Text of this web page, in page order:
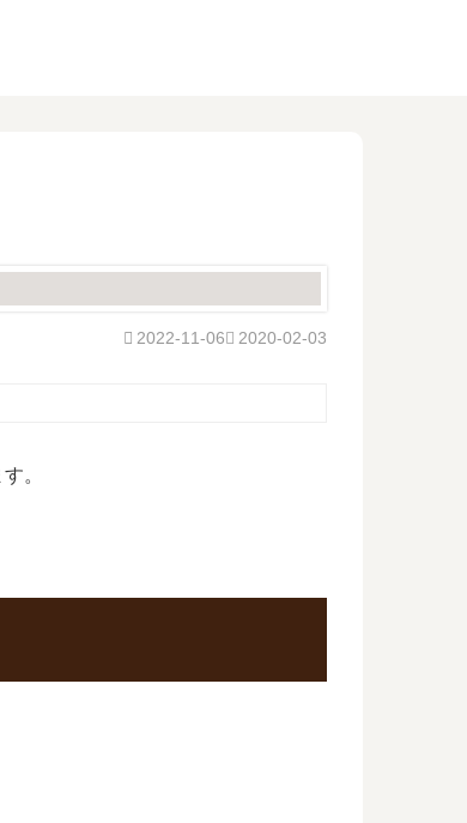
2020-02-03
2022-11-06
。